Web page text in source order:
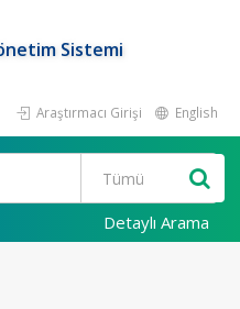
Sistemi
Araştırmacı Girişi English
Detaylı Arama